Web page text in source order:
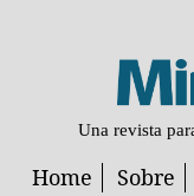
Una revista
Home Sobre